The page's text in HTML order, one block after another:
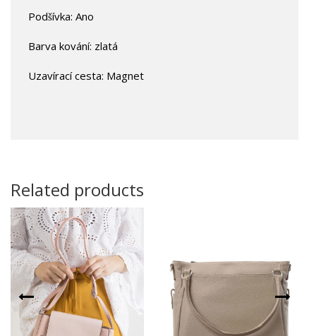
Podšívka: Ano
Barva kování: zlatá
Uzavírací cesta: Magnet
Related products